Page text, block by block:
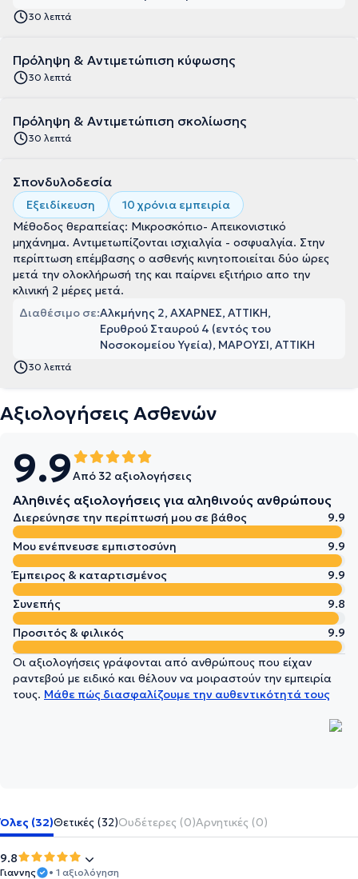
30 λεπτά
Πρόληψη & Αντιμετώπιση κύφωσης
30 λεπτά
Πρόληψη & Αντιμετώπιση σκολίωσης
30 λεπτά
Σπονδυλοδεσία
Εξειδίκευση
10 χρόνια εμπειρία
Μέθοδος θεραπείας: Μικροσκόπιο- Απεικονιστικό
μηχάνημα. Αντιμετωπίζονται ισχιαλγία - οσφυαλγία. Στην
περίπτωση επέμβασης ο ασθενής κινητοποιείται δύο ώρες
μετά την ολοκλήρωσή της και παίρνει εξιτήριο απο την
κλινική 2 μέρες μετά.
Διαθέσιμο σε:Αλκμήνης 2, ΑΧΑΡΝΕΣ, ΑΤΤΙΚΗ
Ερυθρού Σταυρού 4 (εντός του
Νοσοκομείου Υγεία), ΜΑΡΟΥΣΙ, ΑΤΤΙΚΗ
30 λεπτά
Αξιολογήσεις Ασθενών
9.9Από 32 αξιολογήσεις
Αληθινές αξιολογήσεις για αληθινούς ανθρώπους
Διερεύνησε την περίπτωσή μου σε βάθος
9.9
Μου ενέπνευσε εμπιστοσύνη
9.9
Έμπειρος & καταρτισμένος
9.9
Συνεπής
9.8
Προσιτός & φιλικός
9.9
Οι αξιολογήσεις γράφονται από ανθρώπους που είχαν
ραντεβού με ειδικό και θέλουν να μοιραστούν την εμπειρία
τους. Μάθε πώς διασφαλίζουμε την αυθεντικότητά τους
Όλες (32)Θετικές (32)Ουδέτερες (0)Αρνητικές (0)
9.8
Γιαννης • 1 αξιολόγηση